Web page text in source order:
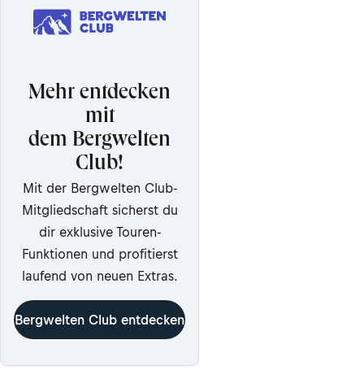
Mehr entdecken
mit
dem Bergwelten
Club!
Mit der Bergwelten Club-
Mitgliedschaft sicherst du
dir exklusive Touren-
Funktionen und profitierst
laufend von neuen Extras.
Bergwelten Club entdecken